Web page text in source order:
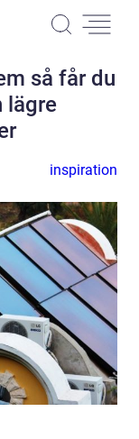
så får du
lägre
inspiration